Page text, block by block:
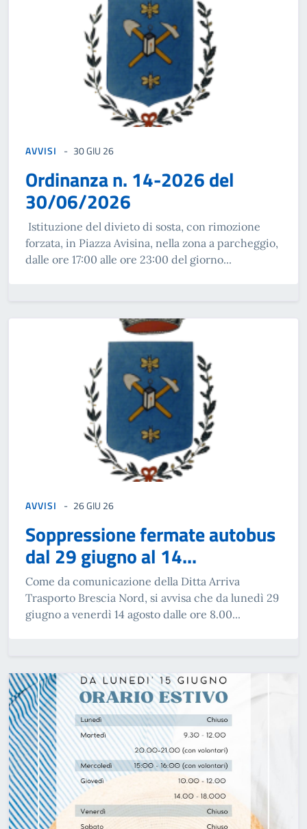
AVVISI 30 GIU 26
Ordinanza n. 14-2026 del
30/06/2026
Istituzione del divieto di sosta, con rimozione
forzata, in Piazza Avisina, nella zona a parcheggio,
dalle ore 17:00 alle ore 23:00 del giorno...
AVVISI 26 GIU 26
Soppressione fermate autobus
dal 29 giugno al 14...
Come da comunicazione della Ditta Arriva
Trasporto Brescia Nord, si avvisa che da lunedì 29
giugno a venerdì 14 agosto dalle ore 8.00...